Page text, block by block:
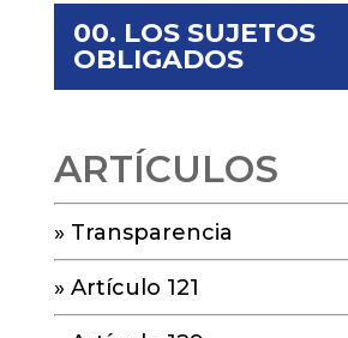
00. LOS SUJETOS
OBLIGADOS
ARTÍCULOS
» Transparencia
» Artículo 121